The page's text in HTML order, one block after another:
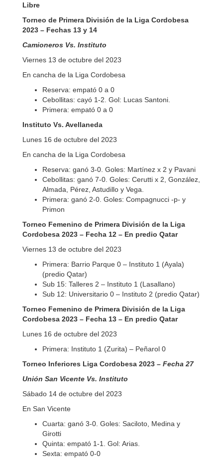
Libre
Torneo de Primera División de la Liga Cordobesa
2023 – Fechas 13 y 14
Camioneros Vs. Instituto
Viernes 13 de octubre del 2023
En cancha de la Liga Cordobesa
Reserva: empató 0 a 0
Cebollitas: cayó 1-2. Gol: Lucas Santoni.
Primera: empató 0 a 0
Instituto Vs. Avellaneda
Lunes 16 de octubre del 2023
En cancha de la Liga Cordobesa
Reserva: ganó 3-0. Goles: Martínez x 2 y Pavani
Cebollitas: ganó 7-0. Goles: Cerutti x 2, González,
Almada, Pérez, Astudillo y Vega.
Primera: ganó 2-0. Goles: Compagnucci -p- y
Primon
Torneo Femenino de Primera División de la Liga
Cordobesa 2023 – Fecha 12 – En predio Qatar
Viernes 13 de octubre del 2023
Primera: Barrio Parque 0 – Instituto 1 (Ayala)
(predio Qatar)
Sub 15: Talleres 2 – Instituto 1 (Lasallano)
Sub 12: Universitario 0 – Instituto 2 (predio Qatar)
Torneo Femenino de Primera División de la Liga
Cordobesa 2023 – Fecha 13 – En predio Qatar
Lunes 16 de octubre del 2023
Primera: Instituto 1 (Zurita) – Peñarol 0
Torneo Inferiores Liga Cordobesa 2023 – Fecha 27
Unión San Vicente Vs. Instituto
Sábado 14 de octubre del 2023
En San Vicente
Cuarta: ganó 3-0. Goles: Saciloto, Medina y
Girotti
Quinta: empató 1-1. Gol: Arias.
Sexta: empató 0-0